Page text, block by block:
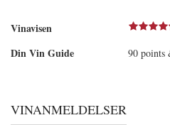
Vinavisen
Din Vin Guide
90 points
VINANMELDELSER